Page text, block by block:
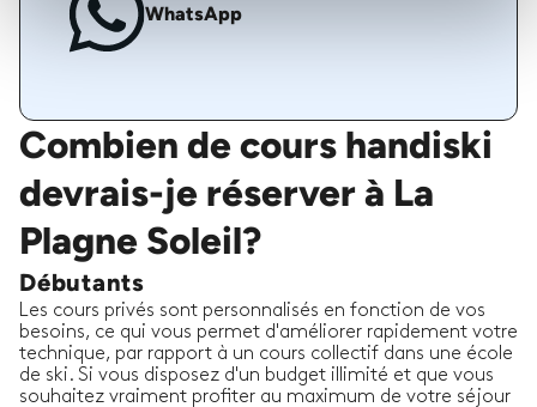
WhatsApp
Combien de cours handiski
devrais-je réserver à La
Plagne Soleil?
Débutants
Les cours privés sont personnalisés en fonction de vos
besoins, ce qui vous permet d'améliorer rapidement votre
technique, par rapport à un cours collectif dans une école
de ski. Si vous disposez d'un budget illimité et que vous
souhaitez vraiment profiter au maximum de votre séjour